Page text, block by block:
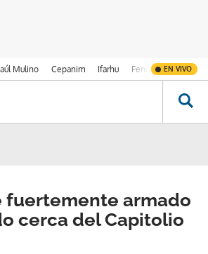
Mulino Cepanim Ifarhu Fenómeno de El
EN VIVO
fuertemente armado
cerca del Capitolio